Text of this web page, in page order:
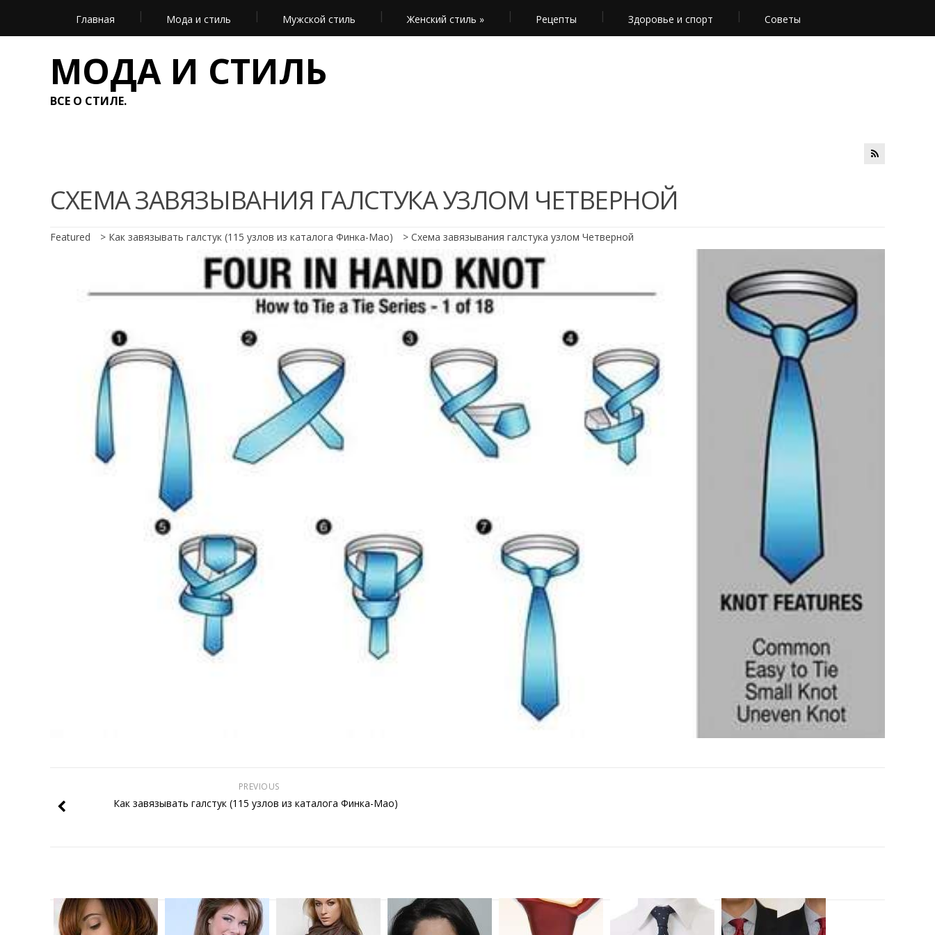
Главная Мода и стиль Мужской стиль Женский стиль » Рецепты Здоровье и спорт Советы
МОДА И СТИЛЬ
ВСЕ О СТИЛЕ.
СХЕМА ЗАВЯЗЫВАНИЯ ГАЛСТУКА УЗЛОМ ЧЕТВЕРНОЙ
Featured > Как завязывать галстук (115 узлов из каталога Финка-Мао) > Схема завязывания галстука узлом Четверной
PREVIOUS
Как завязывать галстук (115 узлов из каталога Финка-Мао)